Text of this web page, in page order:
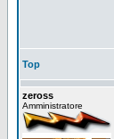
Top
zeross
Amministratore